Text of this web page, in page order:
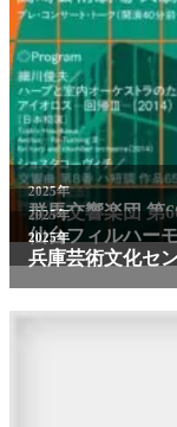
2025年
群馬交響楽団 第
2025年
仙台フィルハー
2025年
兵庫芸術文化セ